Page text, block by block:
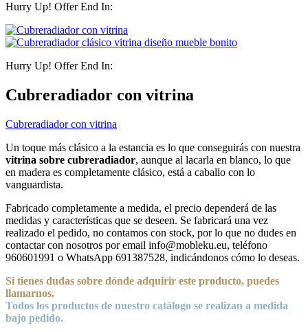
Hurry Up! Offer End In:
Hurry Up! Offer End In:
Cubreradiador con vitrina
Cubreradiador con vitrina
Un toque más clásico a la estancia es lo que conseguirás con nuestra
vitrina sobre cubreradiador, aunque al lacarla en blanco, lo que
en madera es completamente clásico, está a caballo con lo
vanguardista.
Fabricado completamente a medida, el precio dependerá de las
medidas y características que se deseen. Se fabricará una vez
realizado el pedido, no contamos con stock, por lo que no dudes en
contactar con nosotros por email info@mobleku.eu, teléfono
960601991 o WhatsApp 691387528, indicándonos cómo lo deseas.
Si tienes dudas sobre dónde adquirir este producto, puedes
llamarnos.
Todos los productos de nuestro catálogo se realizan a medida
bajo pedido.